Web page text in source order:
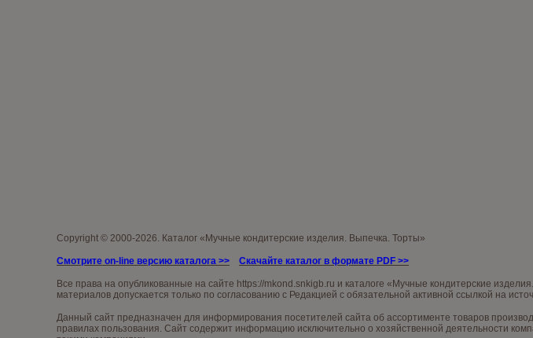
Copyright © 2000-2026. Каталог «Мучные кондитерские изделия. Выпечка. Торты»
Смотрите on-line версию каталога >> Скачайте каталог в формате PDF >>
Все права на опубликованные на сайте https://mkond.snkigb.ru и каталоге «Мучные кондитерские
материалов допускается только по согласованию с Редакцией с обязательной активной ссылкой на
Данный сайт предназначен для информирования посетителей сайта об ассортименте товаров
правилах пользования. Сайт содержит информацию исключительно о хозяйственной деятельности